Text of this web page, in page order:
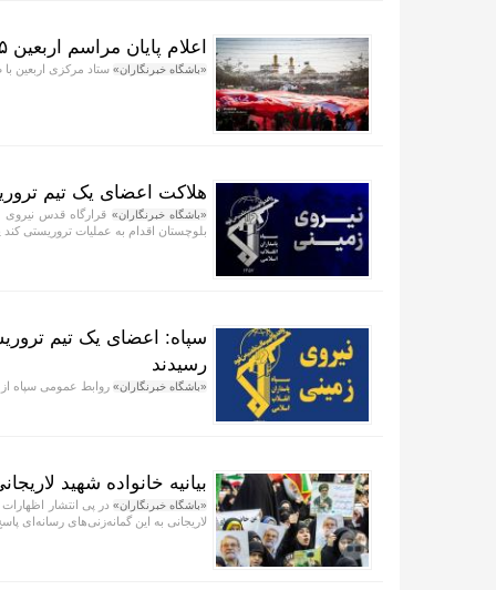
اعلام پایان مراسم اربعین ۱۴۰۵
«باشگاه خبرنگاران» ستاد مرکزی اربعین با صدور اطلاعیه شماره ۱۵،
هلاکت اعضای یک تیم
«باشگاه خبرنگاران» قرارگاه قدس
بلوچستان اقدام به عملیات تروریستی
سپاه: اعضای یک تیم
رسیدند
«باشگاه خبرنگاران» روابط عمومی سپاه
بیانیه خانواده شهید
«باشگاه خبرنگاران» در پی انتشار
لاریجانی به این گمانه‌زنی‌های رسانه‌ای